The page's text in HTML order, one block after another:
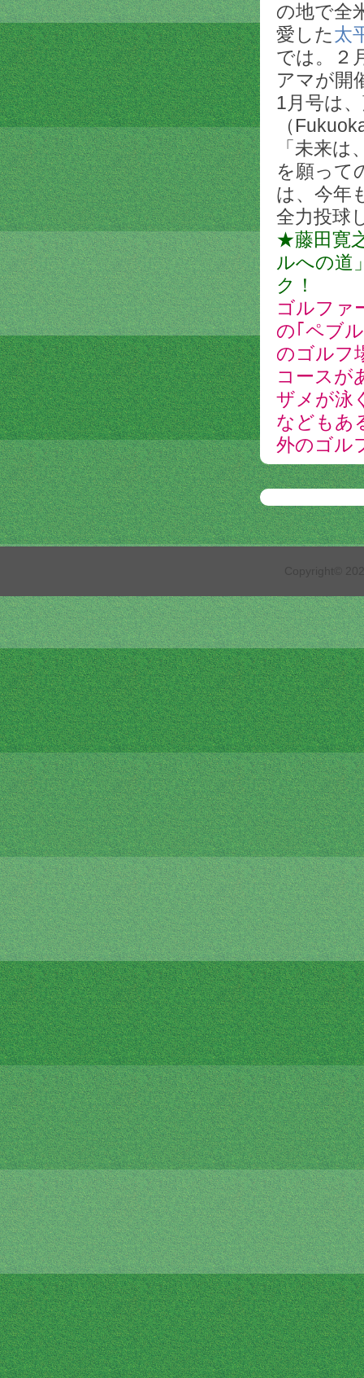
の地で全
愛した太
では。２
アマが開
1月号は
（
「未来
を願って
は、今年
全力投球
★藤田寛
ルへの道
ク！
ゴルファ
の｢ペブ
のゴルフ
コースが
ザメが泳
などもあ
外のゴル